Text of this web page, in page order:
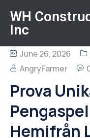
WH
Inc
June 26, 2026
AngryFarmer
Prova
Hemifrån